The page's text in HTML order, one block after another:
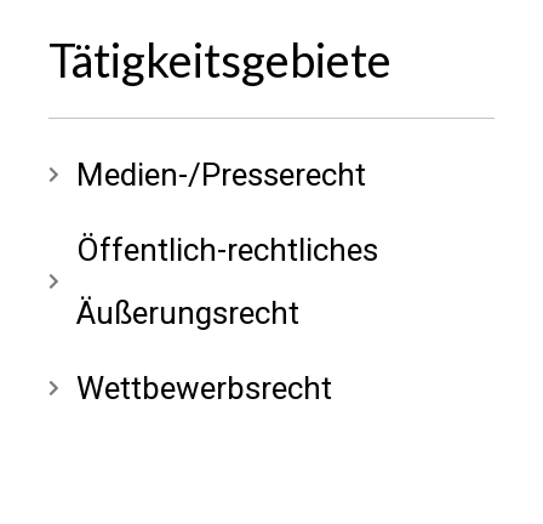
Tätigkeitsgebiete
Medien-/Presserecht
Öffentlich-rechtliches
Äußerungsrecht
Wettbewerbsrecht